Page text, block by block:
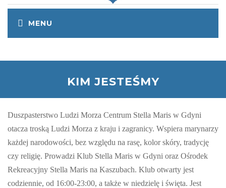
KIM JESTEŚMY
Duszpasterstwo Ludzi Morza Centrum Stella Maris w Gdyni
otacza troską Ludzi Morza z kraju i zagranicy. Wspiera marynarzy
każdej narodowości, bez względu na rasę, kolor skóry, tradycję
czy religię. Prowadzi Klub Stella Maris w Gdyni oraz Ośrodek
Rekreacyjny Stella Maris na Kaszubach. Klub otwarty jest
codziennie, od 16:00-23:00, a także w niedzielę i święta. Jest